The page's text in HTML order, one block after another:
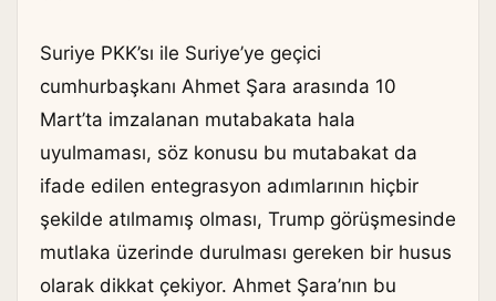
Suriye PKK’sı ile Suriye’ye geçici
cumhurbaşkanı Ahmet Şara arasında 10
Mart’ta imzalanan mutabakata hala
uyulmaması, söz konusu bu mutabakat da
ifade edilen entegrasyon adımlarının hiçbir
şekilde atılmamış olması, Trump görüşmesinde
mutlaka üzerinde durulması gereken bir husus
olarak dikkat çekiyor. Ahmet Şara’nın bu